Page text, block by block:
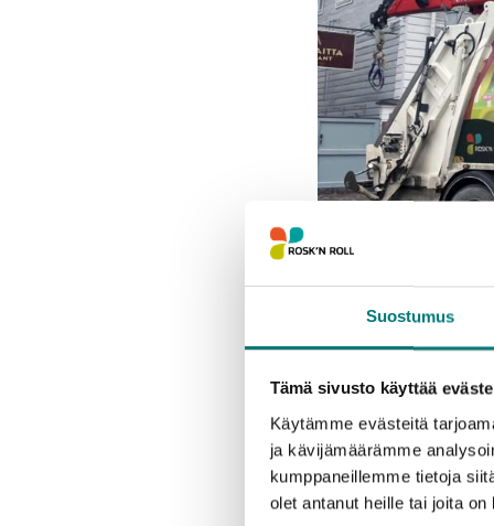
Suostumus
Tämä sivusto käyttää
Käytämme evästeitä
ja kävijämäärämme
kumppaneillemme tietoja
olet antanut heille tai joita
Påsken påverkar
Påskfirandet
den 29 mars. Under